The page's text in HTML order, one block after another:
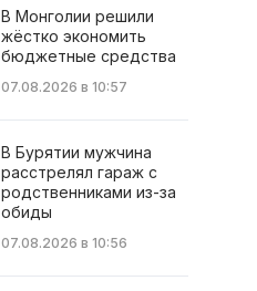
В Монголии решили
жёстко экономить
бюджетные средства
07.08.2026 в 10:57
В Бурятии мужчина
расстрелял гараж с
родственниками из-за
обиды
07.08.2026 в 10:56